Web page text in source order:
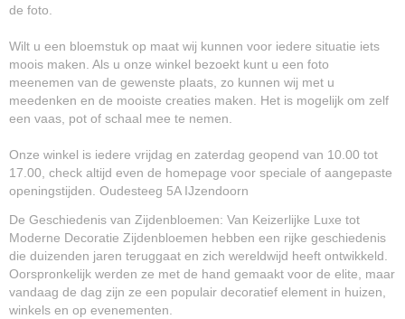
de foto.
Wilt u een bloemstuk op maat wij kunnen voor iedere situatie iets
moois maken. Als u onze winkel bezoekt kunt u een foto
meenemen van de gewenste plaats, zo kunnen wij met u
meedenken en de mooiste creaties maken. Het is mogelijk om zelf
een vaas, pot of schaal mee te nemen.
Onze winkel is iedere vrijdag en zaterdag geopend van 10.00 tot
17.00, check altijd even de homepage voor speciale of aangepaste
openingstijden. Oudesteeg 5A IJzendoorn
De Geschiedenis van Zijdenbloemen: Van Keizerlijke Luxe tot
Moderne Decoratie Zijdenbloemen hebben een rijke geschiedenis
die duizenden jaren teruggaat en zich wereldwijd heeft ontwikkeld.
Oorspronkelijk werden ze met de hand gemaakt voor de elite, maar
vandaag de dag zijn ze een populair decoratief element in huizen,
winkels en op evenementen.